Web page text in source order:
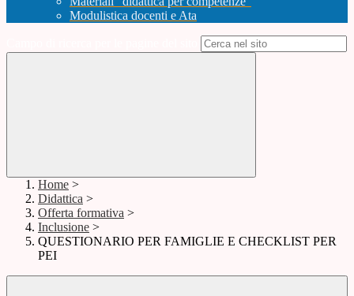
Modulistica docenti e Ata
Home >
Didattica >
Offerta formativa >
Inclusione >
QUESTIONARIO PER FAMIGLIE E CHECKLIST PER
PEI